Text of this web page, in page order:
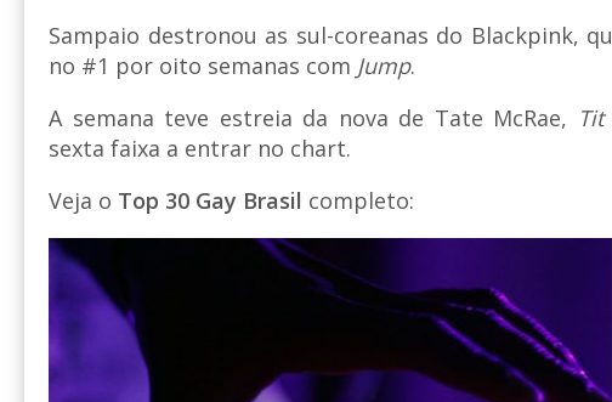
Sampaio destronou as sul-coreanas do Blackpink,
no #1 por oito semanas com Jump.
A semana teve estreia da nova de Tate McRae,
sexta faixa a entrar no chart.
Veja o Top 30 Gay Brasil completo: